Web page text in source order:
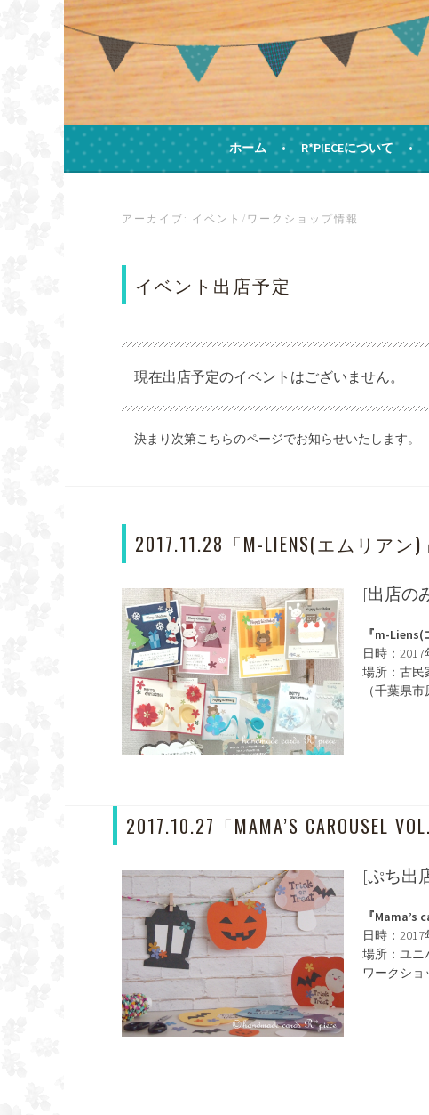
コ
ン
テ
ン
へ
キ
ッ
プ
ハンドメイドカー
手作りの飛び出すカードとHAPPYをお届けします
ホーム R*PIECEについて
アーカイブ: イベント/ワークショップ情報
イベント出店予定
現在出店予定のイベントはございません。
決まり次第こちらのページでお知らせいたします。
2017.11.28「M-LIENS(エムリアン)」
[出店の
『m-Liens(
日時：
場所：古民
（千葉県
2017.10.27「MAMA’S CAROUSEL
[ぷち出
『Mama’s
日時：2017
場所：ユニ
ワークショ